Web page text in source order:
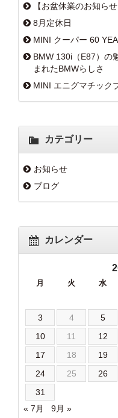
【お盆休業のお知らせ
8月定休日
MINI クーパー 60
BMW 130i（E87）の
まれたBMWらしさ
MINI エニグマチック
カテゴリー
お知らせ
ブログ
カレンダー
月 火 水
3
4 5
10
11 12
17
18 19
24
25 26
31
« 7月
9月 »